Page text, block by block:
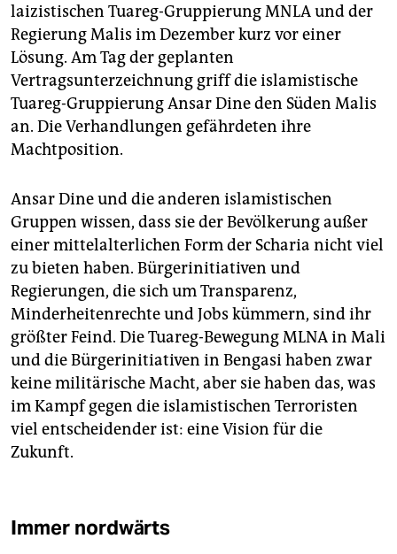
laizistischen Tuareg-Gruppierung MNLA und der
Regierung Malis im Dezember kurz vor einer
Lösung. Am Tag der geplanten
Vertragsunterzeichnung griff die islamistische
Tuareg-Gruppierung Ansar Dine den Süden Malis
an. Die Verhandlungen gefährdeten ihre
Machtposition.
Ansar Dine und die anderen islamistischen
Gruppen wissen, dass sie der Bevölkerung außer
einer mittelalterlichen Form der Scharia nicht viel
zu bieten haben. Bürgerinitiativen und
Regierungen, die sich um Transparenz,
Minderheitenrechte und Jobs kümmern, sind ihr
größter Feind. Die Tuareg-Bewegung MLNA in Mali
und die Bürgerinitiativen in Bengasi haben zwar
keine militärische Macht, aber sie haben das, was
im Kampf gegen die islamistischen Terroristen
viel entscheidender ist: eine Vision für die
Zukunft.
Immer nordwärts